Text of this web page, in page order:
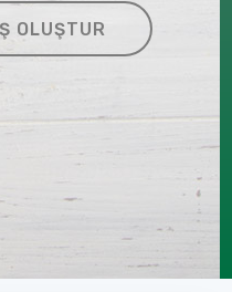
OLUŞTUR